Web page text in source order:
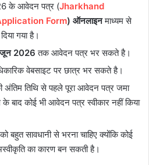
के आवेदन पत्र (Jharkhand
Form) ऑनलाइनमाध्यम से
गया है।
2026 तक आवेदन पत्र भर सकते है।
वेबसाइट पर छात्र भर सकते है।
अंतिम तिथि से पहले पूरा आवेदन पत्र जमा
के बाद कोई भी आवेदन पत्र स्वीकार नहीं किया
बहुत सावधानी से भरना चाहिए क्योंकि कोई
का कारण बन सकती है।